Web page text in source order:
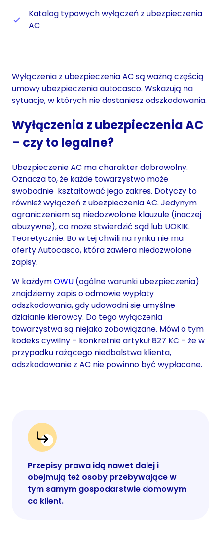
Katalog typowych wyłączeń z ubezpieczenia
AC
Wyłączenia z ubezpieczenia AC są ważną częścią
umowy ubezpieczenia autocasco. Wskazują na
sytuacje, w których nie dostaniesz odszkodowania.
Wyłączenia z ubezpieczenia AC
– czy to legalne?
Ubezpieczenie AC ma charakter dobrowolny.
Oznacza to, że każde towarzystwo może
swobodnie kształtować jego zakres. Dotyczy to
również wyłączeń z ubezpieczenia AC. Jedynym
ograniczeniem są niedozwolone klauzule (inaczej
abuzywne), co może stwierdzić sąd lub UOKIK.
Teoretycznie. Bo w tej chwili na rynku nie ma
oferty Autocasco, która zawiera niedozwolone
zapisy.
W każdymOWU (ogólne warunki ubezpieczenia)
znajdziemy zapis o odmowie wypłaty
odszkodowania, gdy udowodni się umyślne
działanie kierowcy. Do tego wyłączenia
towarzystwa są niejako zobowiązane. Mówi o tym
kodeks cywilny – konkretnie artykuł 827 KC – że w
przypadku rażącego niedbalstwa klienta,
odszkodowanie z AC nie powinno być wypłacone.
Przepisy prawa idą nawet dalej i
obejmują też osoby przebywające w
tym samym gospodarstwie domowym
co klient.